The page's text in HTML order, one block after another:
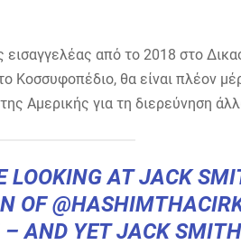
από το 2018 στο
Κοσσυφοπέδιο, θα είναι πλέον
Αμερικής για τη διερεύνηση
LOOKING AT JACK
OF
AND YET JACK